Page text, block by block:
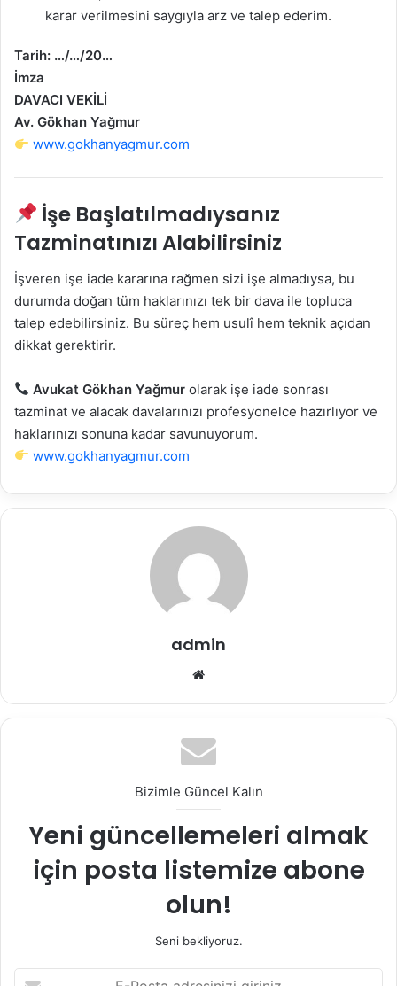
karar verilmesini saygıyla arz ve talep ederim.
Tarih: …/…/20…
İmza
DAVACI VEKİLİ
Av. Gökhan Yağmur
www.gokhanyagmur.com
İşe Başlatılmadıysanız
Tazminatınızı Alabilirsiniz
İşveren işe iade kararına rağmen sizi işe almadıysa, bu
durumda doğan tüm haklarınızı tek bir dava ile topluca
talep edebilirsiniz. Bu süreç hem usulî hem teknik açıdan
dikkat gerektirir.
Avukat Gökhan Yağmur olarak işe iade sonrası
tazminat ve alacak davalarınızı profesyonelce hazırlıyor ve
haklarınızı sonuna kadar savunuyorum.
www.gokhanyagmur.com
admin
Bizimle Güncel Kalın
Yeni güncellemeleri almak
için posta listemize abone
olun!
Seni bekliyoruz.
E-